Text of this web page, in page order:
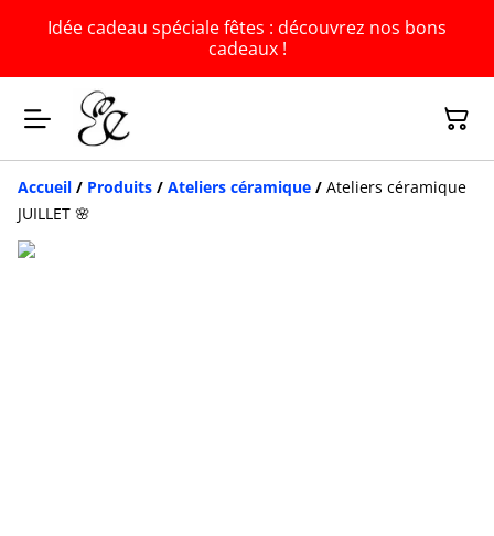
Idée cadeau spéciale fêtes : découvrez nos bons
cadeaux !
Accueil / Produits / Ateliers céramique / Ateliers céramique
JUILLET 🌸